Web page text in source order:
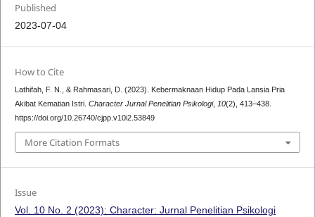
Published
2023-07-04
How to Cite
Lathifah, F. N., & Rahmasari, D. (2023). Kebermaknaan Hidup Pada Lansia Pria
Akibat Kematian Istri. Character Jurnal Penelitian Psikologi, 10(2), 413–438.
https://doi.org/10.26740/cjpp.v10i2.53849
More Citation Formats
Issue
Vol. 10 No. 2 (2023): Character: Jurnal Penelitian Psikologi